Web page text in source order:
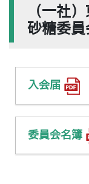
（一社
砂糖委員
入会届
委員会名簿